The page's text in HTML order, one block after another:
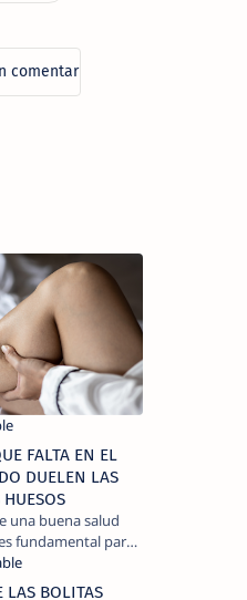
FALTA EN EL
DUELEN LAS
una buena salud
fundamental para
y sin dolor,
dolor en las
LAS BOLITAS